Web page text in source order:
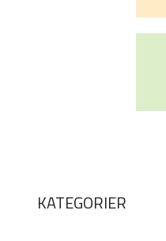
KATEGORIER